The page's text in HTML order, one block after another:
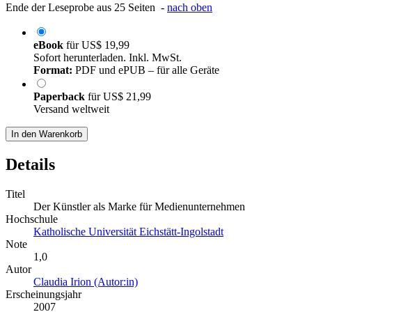
Ende der Leseprobe aus 25 Seiten - nach oben
eBook fürUS$ 19,99
Sofort herunterladen. Inkl. MwSt.
Format: PDF und ePUB – für alle Geräte
Paperback fürUS$ 21,99
Versand weltweit
In den Warenkorb
Details
Titel
Der Künstler als Marke für Medienunternehmen
Hochschule
Katholische Universität Eichstätt-Ingolstadt
Note
1,0
Autor
Claudia Irion (Autor:in)
Erscheinungsjahr
2007